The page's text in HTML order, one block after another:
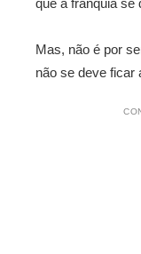
que a franquia se
Mas, não é por
não se deve ficar